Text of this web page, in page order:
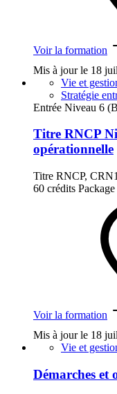
Voir la formation
Mis à jour le 18
Vie et
Stratégie
Entrée Niveau 6
Titre RNCP
opérationnelle
Titre RNCP,
60 crédits Package
Voir la formation
Mis à jour le 18
Vie et
Démarches et